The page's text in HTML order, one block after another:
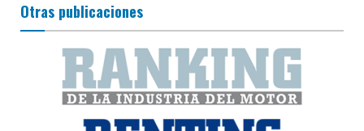
Otras publicaciones